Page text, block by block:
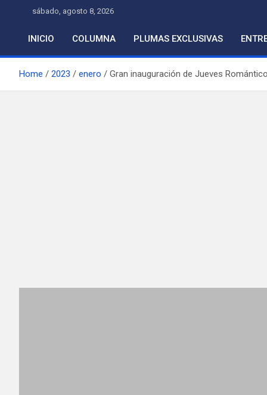
content
sábado, agosto 8, 2026
INICIO COLUMNA PLUMAS EXCLUSIVAS
Home 2023 enero Gran inauguración de Jueves